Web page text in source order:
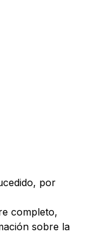
por
completo,
sobre la